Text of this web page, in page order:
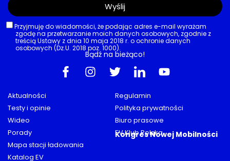
Aktualności
Testy i opinie
Wideo
Porady
Mapa stacji ładowania
Katalog EV
Regulamin
Polityka prywatności
Biuro prasowe
EV Klub Polska
Kongres Nowej Mobilności
Przyjmuję do wiadomości, że podając adres e-mail wyrażam
zgodę na przetwarzanie moich danych osobowych, zgodnie z
treścią Ustawy z dnia 10 maja 2018 r. o ochronie danych
osobowych (Dz.U. 2018 poz. 1000).
Wyślij
Bądź na bieżąco!